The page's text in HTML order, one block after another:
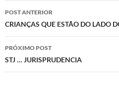
Navegação
de
posts
POST ANTERIOR
CRIANÇAS QUE ESTÃO DO LADO
PRÓXIMO POST
STJ … JURISPRUDENCIA